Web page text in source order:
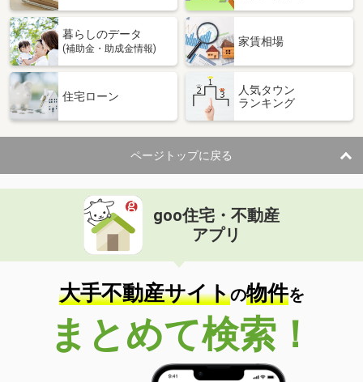
暮らしのデータ
(補助金・助成金情報)
家賃相場
住宅ローン
人気タウン
ランキング
ページトップに戻る
goo住宅・不動産
アプリ
大手不動産サイトの物件を
まとめて検索！